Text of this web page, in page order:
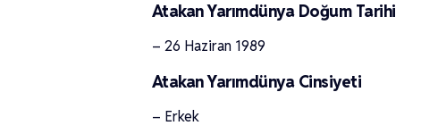
Atakan Yarımdünya Doğum Tarihi
– 26 Haziran 1989
Atakan Yarımdünya Cinsiyeti
– Erkek